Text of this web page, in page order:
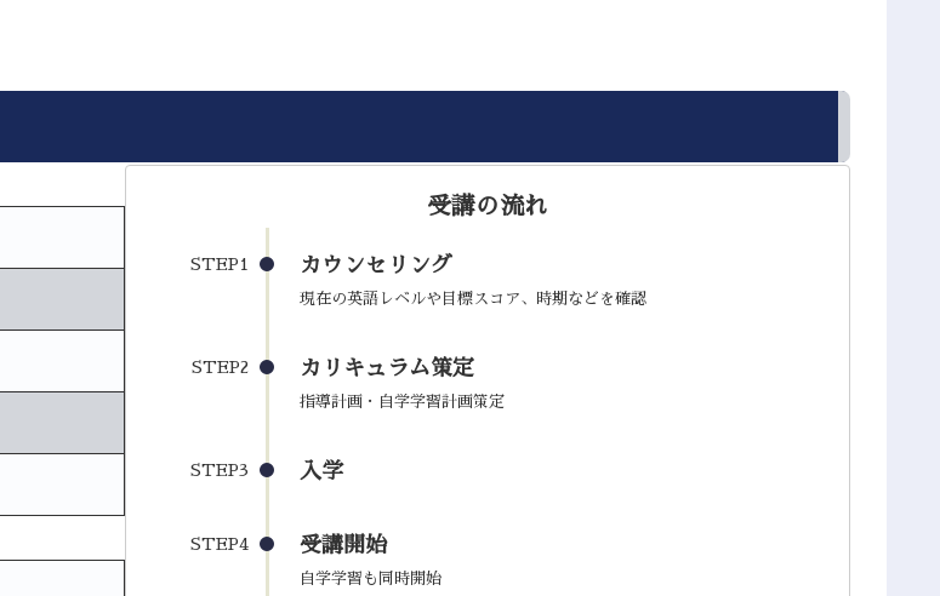
受講の流れ
STEP1 カウンセリング
現在の英語レベルや目標スコア、時期などを確認
STEP2 カリキュラム策定
指導計画・自学学習計画策定
STEP3 入学
STEP4 受講開始
自学学習も同時開始